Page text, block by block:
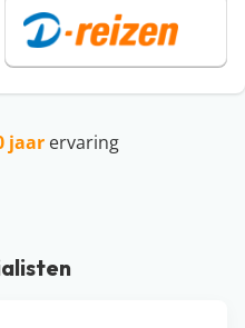
deals
jaarervaring
4,9/5